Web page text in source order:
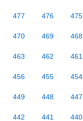
477 476 475
470 469 468
463 462 461
456 455 454
449 448 447
442 441 440